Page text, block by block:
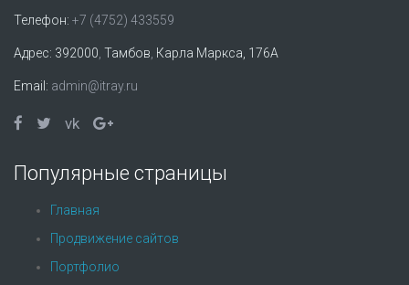
Телефон: +7 (4752) 433559
Адрес: 392000 Тамбов Карла Маркса, 176А
Email: admin@itray.ru
vk
Популярные страницы
Главная
Продвижение сайтов
Портфолио